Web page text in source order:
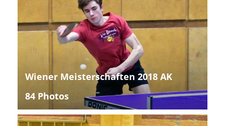
Wiener Meisterschaften 2018 AK
84 Photos